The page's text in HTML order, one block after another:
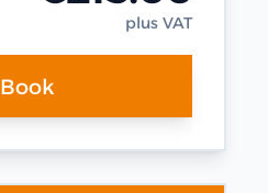
plus VAT
Book